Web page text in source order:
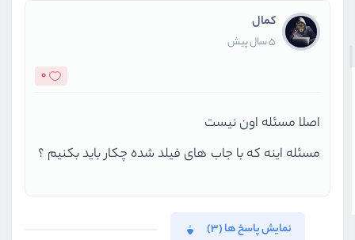
کمال
5 سال پیش
0
اصلا مسئله اون نیست
مسئله اینه که با جاب های فیلد شده چکار باید بکنیم ؟
نمایش پاسخ ها (3)